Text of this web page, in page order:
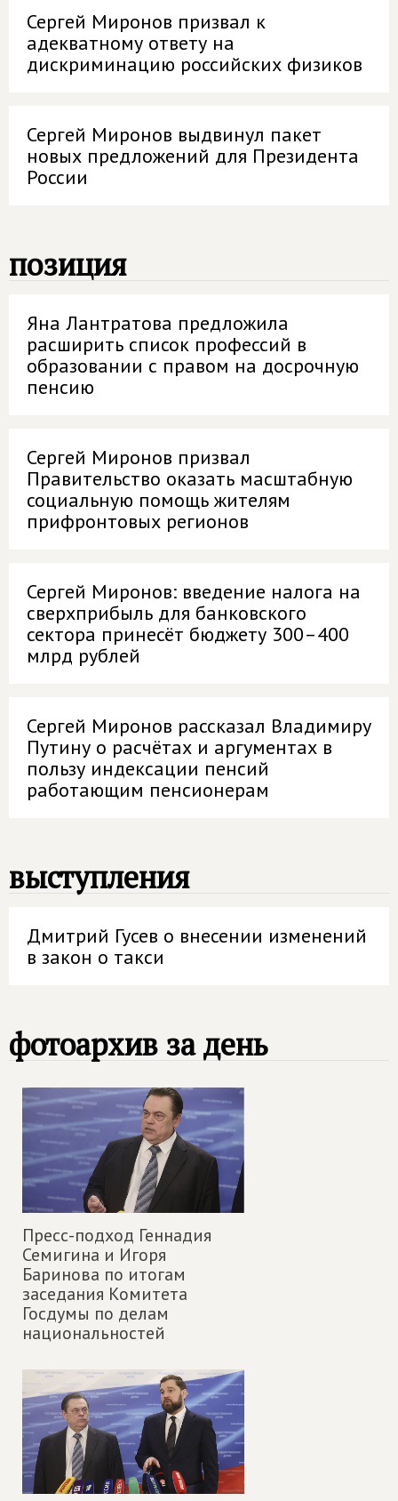
Сергей Миронов призвал к
адекватному ответу на
дискриминацию российских физиков
Сергей Миронов выдвинул пакет
новых предложений для Президента
России
позиция
Яна Лантратова предложила
расширить список профессий в
образовании с правом на досрочную
пенсию
Сергей Миронов призвал
Правительство оказать масштабную
социальную помощь жителям
прифронтовых регионов
Сергей Миронов: введение налога на
сверхприбыль для банковского
сектора принесёт бюджету 300–400
млрд рублей
Сергей Миронов рассказал Владимиру
Путину о расчётах и аргументах в
пользу индексации пенсий
работающим пенсионерам
выступления
Дмитрий Гусев о внесении изменений
в закон о такси
фотоархив за день
Пресс-подход Геннадия
Семигина и Игоря
Баринова по итогам
заседания Комитета
Госдумы по делам
национальностей